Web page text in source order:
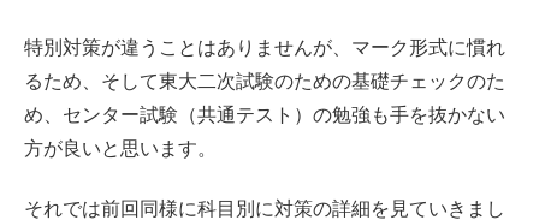
特別対策が違うことはありませんが、マーク形式に慣れ
るため、そして東大二次試験のための基礎チェックのた
め、センター試験（共通テスト）の勉強も手を抜かない
方が良いと思います。
それでは前回同様に科目別に対策の詳細を見ていきまし